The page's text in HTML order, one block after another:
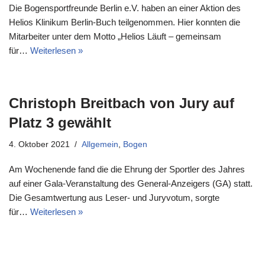
Die Bogensportfreunde Berlin e.V. haben an einer Aktion des
Helios Klinikum Berlin-Buch teilgenommen. Hier konnten die
Mitarbeiter unter dem Motto „Helios Läuft – gemeinsam
für… Weiterlesen »
Christoph Breitbach von Jury auf
Platz 3 gewählt
4. Oktober 2021 Allgemein, Bogen
Am Wochenende fand die die Ehrung der Sportler des Jahres
auf einer Gala-Veranstaltung des General-Anzeigers (GA) statt.
Die Gesamtwertung aus Leser- und Juryvotum, sorgte
für… Weiterlesen »